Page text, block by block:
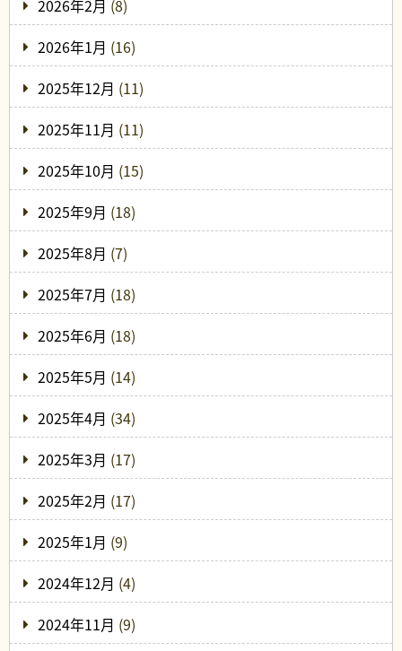
2026年2月 (8)
2026年1月 (16)
2025年12月 (11)
2025年11月 (11)
2025年10月 (15)
2025年9月 (18)
2025年8月 (7)
2025年7月 (18)
2025年6月 (18)
2025年5月 (14)
2025年4月 (34)
2025年3月 (17)
2025年2月 (17)
2025年1月 (9)
2024年12月 (4)
2024年11月 (9)